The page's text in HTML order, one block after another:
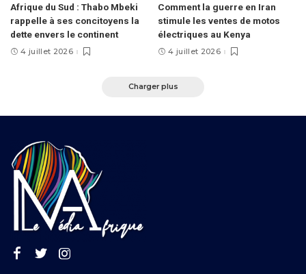
Afrique du Sud : Thabo Mbeki
rappelle à ses concitoyens la
dette envers le continent
4 juillet 2026
Comment la guerre en Iran
stimule les ventes de motos
électriques au Kenya
4 juillet 2026
Charger plus